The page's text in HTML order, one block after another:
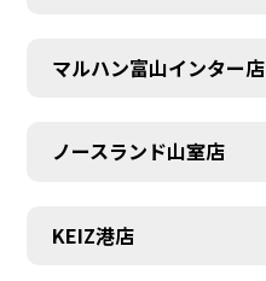
マルハン富山インター店
ノースランド山室店
KEIZ港店